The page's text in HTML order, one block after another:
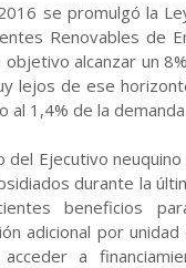
se promulgó la
Renovables de
objetivo alcanzar un
lejos de ese
al 1,4% de la
del Ejecutivo
durante la
beneficios
adicional por
a